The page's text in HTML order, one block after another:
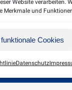
Website verarbeiten.
Merkmale und
Cookies
Datenschutz